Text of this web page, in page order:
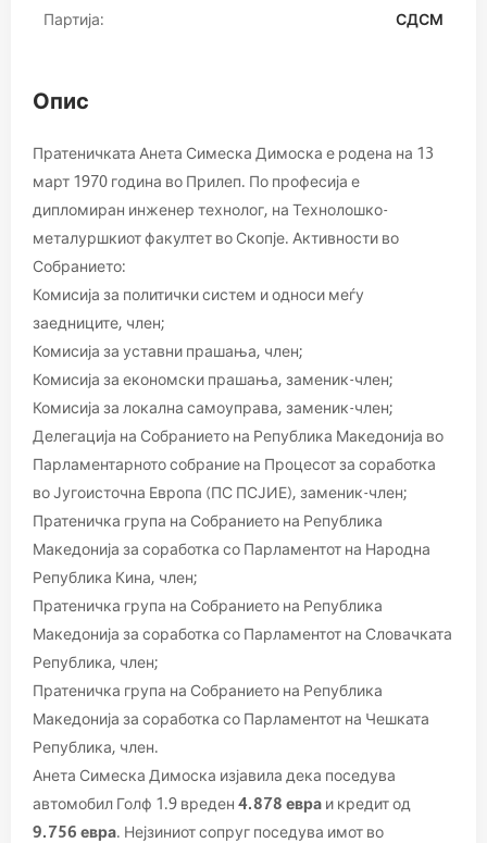
Партија: СДСМ
Опис
Пратеничката Анета Симеска Димоска е родена на 13
март 1970 година во Прилеп. По професија е
дипломиран инженер технолог, на Технолошко-
металуршкиот факултет во Скопје. Активности во
Собранието:
Комисија за политички систем и односи меѓу
заедниците, член;
Комисија за уставни прашања, член;
Комисија за економски прашања, заменик-член;
Комисија за локална самоуправа, заменик-член;
Делегација на Собранието на Република Македонија во
Парламентарното собрание на Процесот за соработка
во Југоисточна Европа (ПС ПСЈИЕ), заменик-член;
Пратеничка група на Собранието на Република
Македонија за соработка со Парламентот на Народна
Република Кина, член;
Пратеничка група на Собранието на Република
Македонија за соработка со Парламентот на Словачката
Република, член;
Пратеничка група на Собранието на Република
Македонија за соработка со Парламентот на Чешката
Република, член.
Анета Симеска Димоска изјавила дека поседува
автомобил Голф 1.9 вреден 4.878 евра и кредит од
9.756 евра. Нејзиниот сопруг поседува имот во